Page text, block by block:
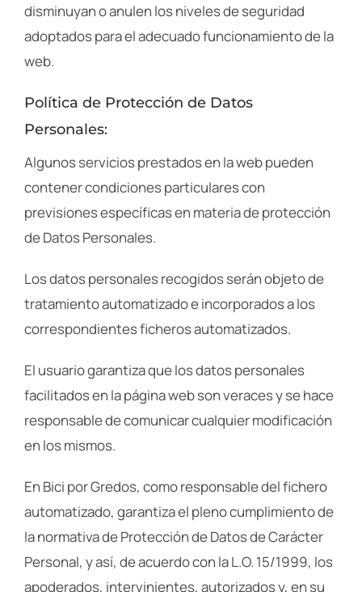
disminuyan o anulen los niveles de seguridad
adoptados para el adecuado funcionamiento de la
web.
Política de Protección de Datos
Personales:
Algunos servicios prestados en la web pueden
contener condiciones particulares con
previsiones específicas en materia de protección
de Datos Personales.
Los datos personales recogidos serán objeto de
tratamiento automatizado e incorporados a los
correspondientes ficheros automatizados.
El usuario garantiza que los datos personales
facilitados en la página web son veraces y se hace
responsable de comunicar cualquier modificación
en los mismos.
En Bici por Gredos, como responsable del fichero
automatizado, garantiza el pleno cumplimiento de
la normativa de Protección de Datos de Carácter
Personal, y así, de acuerdo con la L.O. 15/1999, los
apoderados, intervinientes, autorizados y, en su